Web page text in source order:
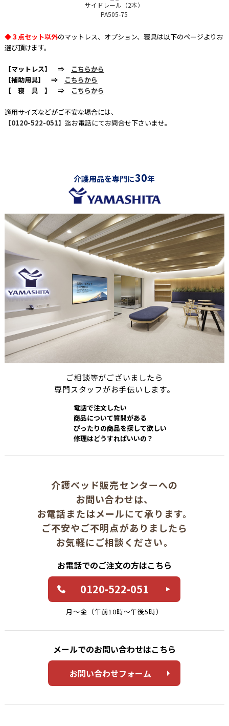
サイドレール（2本）
PA505-75
◆３点セット以外のマットレス、オプション、寝具は以下のページよりお
選び頂けます。
【マットレス】 ⇒
こちらから
【補助用具】 ⇒
こちらから
【 寝 具 】 ⇒
こちらから
適用サイズなどがご不安な場合には、
【0120-522-051】 迄お電話にてお問合せ下さいませ。
介護用品を専門に30年
ご相談等がございましたら
専門スタッフがお手伝いします。
電話で注文したい
商品について質問がある
ぴったりの商品を探して欲しい
修理はどうすればいいの？
介護ベッド販売センターへの
お問い合わせは、
お電話またはメールにて承ります。
ご不安やご不明点がありましたら
お気軽にご相談ください。
お電話でのご注文の方はこちら
0120-522-051
月〜金（午前10時〜午後5時）
メールでのお問い合わせはこちら
お問い合わせフォーム